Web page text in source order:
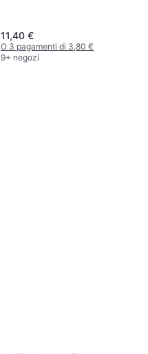
11,40 €
O 3 pagamenti di 3,80 €
9+ negozi